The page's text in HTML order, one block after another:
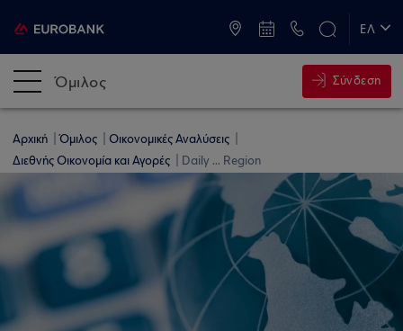
ΕΛ
Όμιλος Σύνδεση
Αρχική Όμιλος
Οικονομικές Αναλύσεις
Διεθνής Οικονομία και Αγορές
Daily ... Region